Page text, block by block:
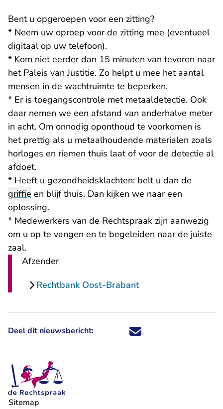
Bent u opgeroepen voor een zitting?
* Neem uw oproep voor de zitting mee (eventueel
digitaal op uw telefoon).
* Kom niet eerder dan 15 minuten van tevoren naar
het Paleis van Justitie. Zo helpt u mee het aantal
mensen in de wachtruimte te beperken.
* Er is toegangscontrole met metaaldetectie. Ook
daar nemen we een afstand van anderhalve meter
in acht. Om onnodig oponthoud te voorkomen is
het prettig als u metaalhoudende materialen zoals
horloges en riemen thuis laat of voor de detectie al
afdoet.
* Heeft u gezondheidsklachten: belt u dan de
griffie en blijf thuis. Dan kijken we naar een
oplossing.
* Medewerkers van de Rechtspraak zijn aanwezig
om u op te vangen en te begeleiden naar de juiste
zaal.
Afzender
Rechtbank Oost-Brabant
Deel dit nieuwsbericht: Deel dit nieuwsbericht via X -
Deel dit nieuwsbericht via
Deel dit nieuwsbericht
Deel dit
Sitemap